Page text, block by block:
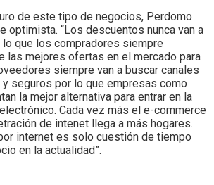
de este tipo de negocios, Perdomo
optimista. “Los descuentos nunca van a
lo que los compradores siempre
las mejores ofertas en el mercado para
siempre van a buscar canales
seguros por lo que empresas como
la mejor alternativa para entrar en la
Cada vez más el e-commerce
de intenet llega a más hogares.
internet es solo cuestión de tiempo
en la actualidad”.